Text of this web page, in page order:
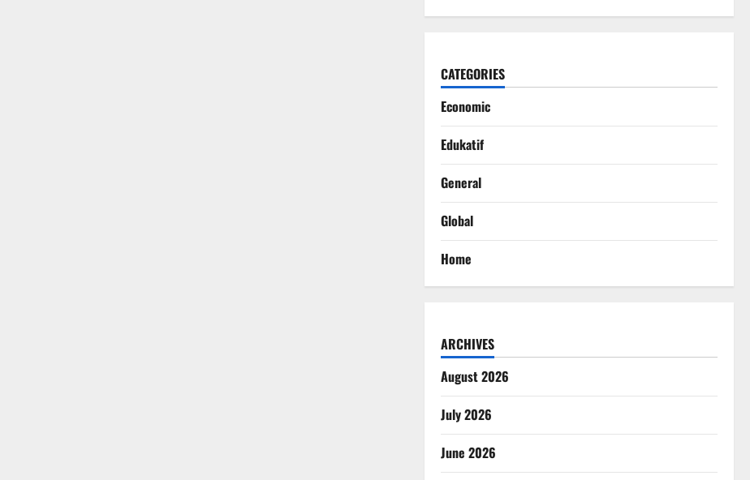
CATEGORIES
Economic
Edukatif
General
Global
Home
ARCHIVES
August 2026
July 2026
June 2026